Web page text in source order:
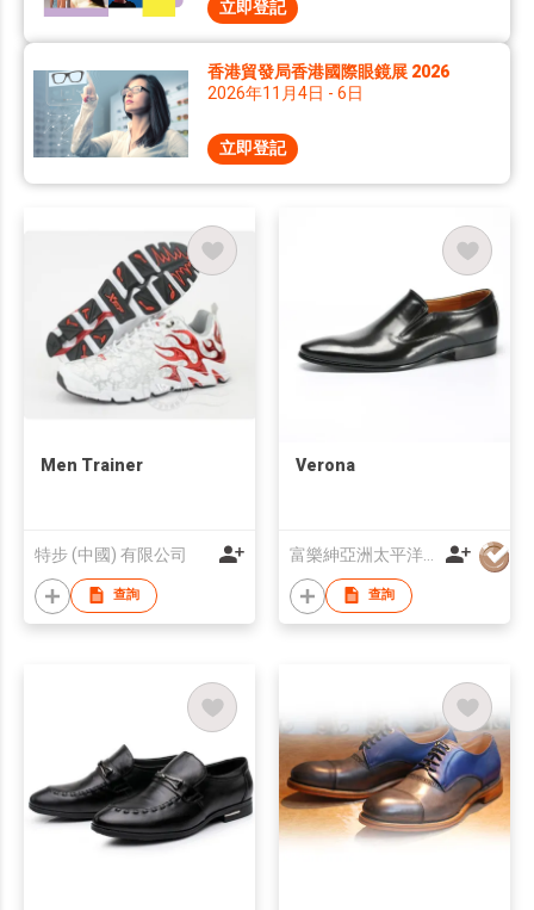
立即登記
香港貿發局香港國際眼鏡展 2026
2026年11月4日 - 6日
立即登記
Men Trainer
特步 (中國) 有限公司
查詢
Verona
富樂紳亞洲太平洋有限公司
查詢